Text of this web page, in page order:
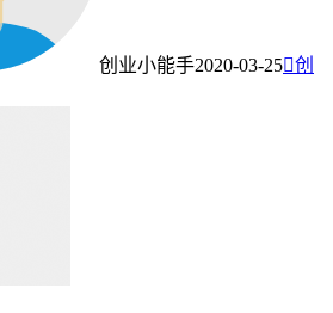
创业小能手2020-03-25创